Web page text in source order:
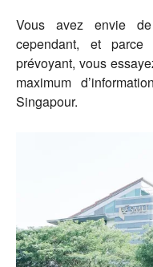
Vous avez envie
cependant, et
prévoyant, vous
maximum
Singapour.